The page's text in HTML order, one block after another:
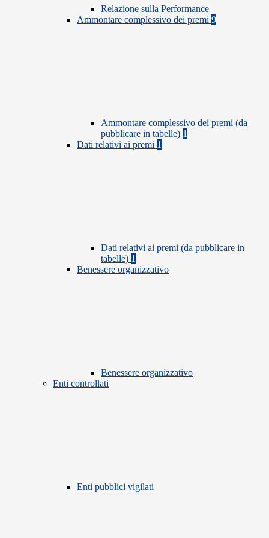
Relazione sulla Performance
Ammontare complessivo dei premi 9
Ammontare complessivo dei premi (da
pubblicare in tabelle) 1
Dati relativi ai premi 1
Dati relativi ai premi (da pubblicare in
tabelle) 1
Benessere organizzativo
Benessere organizzativo
Enti controllati
Enti pubblici vigilati